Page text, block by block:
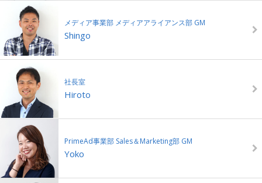
メディア事業部 メディアアライアンス部 GM
Shingo
社長室
Hiroto
PrimeAd事業部 Sales＆Marketing部 GM
Yoko